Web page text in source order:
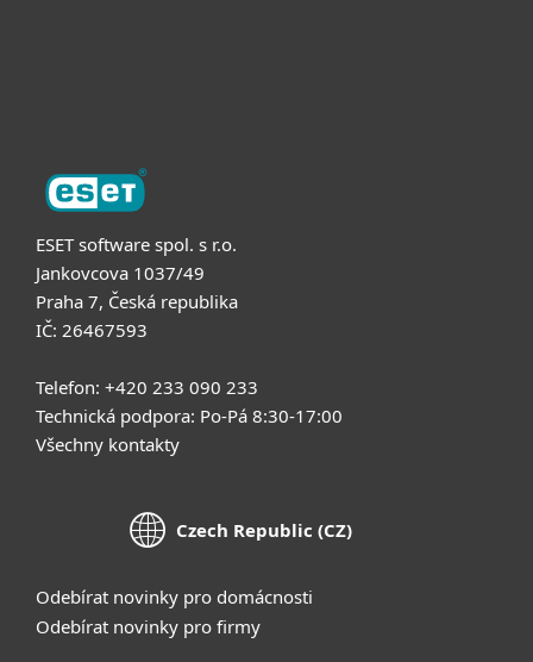
ESET software spol. s r.o.
Jankovcova 1037/49
Praha 7, Česká republika
IČ: 26467593
Telefon: +420 233 090 233
Technická podpora: Po-Pá 8:30-17:00
Všechny kontakty
Czech Republic (CZ)
Odebírat novinky pro domácnosti
Odebírat novinky pro firmy